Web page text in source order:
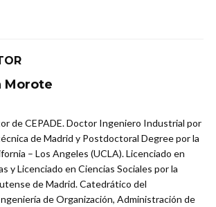
Morote
de CEPADE. Doctor Ingeniero Industrial por
de Madrid y Postdoctoral Degree por la
– Los Angeles (UCLA). Licenciado en
y Licenciado en Ciencias Sociales por la
de Madrid. Catedrático del
de Organización, Administración de